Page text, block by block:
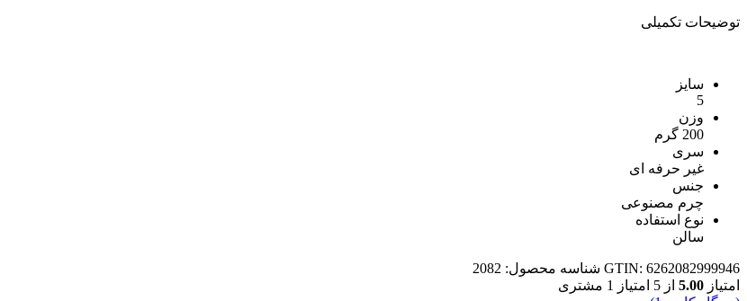
توضیحات تکمیلی
سایز
5
وزن
200 گرم
سری
غیر حرفه ای
جنس
چرم مصنوعی
نوع استفاده
سالن
GTIN: 6262082999946 شناسه محصول: 2082
امتیاز 5.00 از 5 امتیاز 1 مشتری